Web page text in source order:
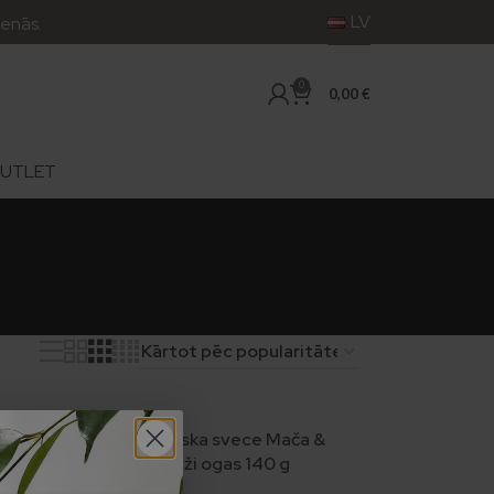
LV
0 0,00€
Sojas vaska svece Mača &
Godži ogas 140 g